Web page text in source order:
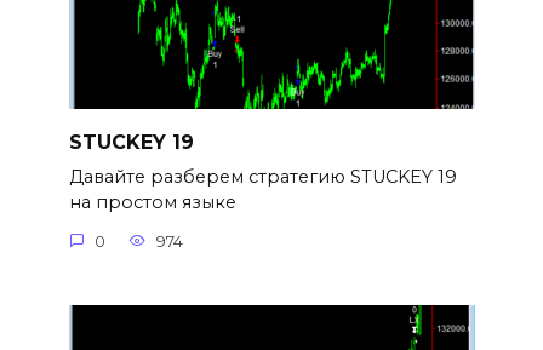
STUCKEY 19
Давайте разберем стратегию STUCKEY 19
на простом языке
0 974